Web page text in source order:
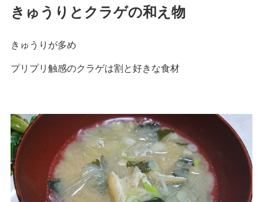
きゅうりとクラゲの和え物
きゅうりが多め
プリプリ触感のクラゲは割と好きな食材